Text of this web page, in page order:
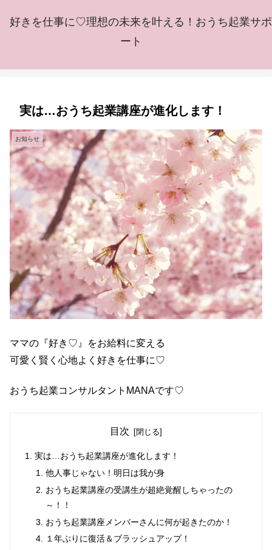
好きを仕事に♡理想の未来を叶える！おうち起業サポ
ート
実は…おうち起業講座が進化します！
お知らせ
ママの『好き♡』をお給料に変える
可愛く賢く心地よく好きを仕事に♡
おうち起業コンサルタントMANAです♡
目次
実は…おうち起業講座が進化します！
他人事じゃない！明日は我が身
おうち起業講座の受講生が超絶覚醒しちゃったの
～！！
おうち起業講座メンバーさんに何が起きたのか！
１年ぶりに復活＆ブラッシュアップ！